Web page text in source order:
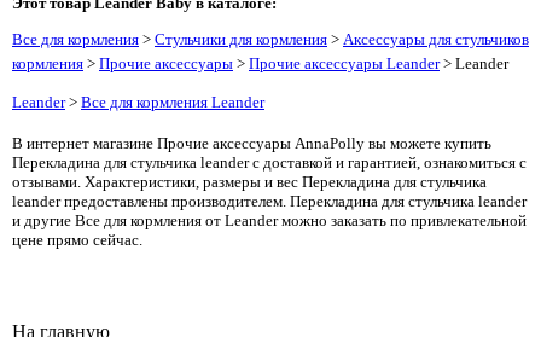
Все для кормления > Стульчики для кормления > Аксессуары для стульчиков
кормления > Прочие аксессуары > Прочие аксессуары Leander> Leander
Leander> Все для кормления Leander
В интернет магазине Прочие аксессуары AnnaPolly вы можете купить
Перекладина для стульчика leander с доставкой и гарантией, ознакомиться с
отзывами. Характеристики, размеры и вес Перекладина для стульчика
leander предоставлены производителем. Перекладина для стульчика leander
и другие Все для кормления от Leander можно заказать по привлекательной
цене прямо сейчас.
На главную